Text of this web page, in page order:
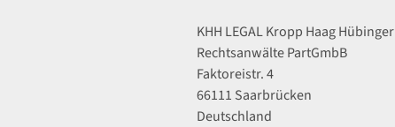
KHH LEGAL Kropp Haag Hübinger
Rechtsanwälte PartGmbB
Faktoreistr. 4
66111 Saarbrücken
Deutschland